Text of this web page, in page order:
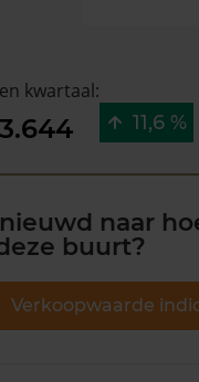
kwartaal:
11,6 %
naar
buurt?
Verkoopwaarde